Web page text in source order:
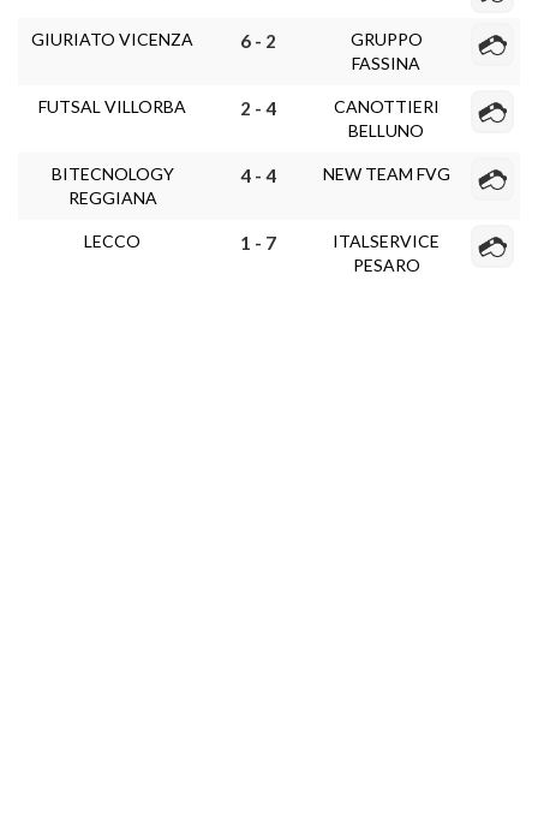
GIURIATO VICENZA 6 - 2
GRUPPO
FASSINA
FUTSAL VILLORBA 2 - 4
CANOTTIERI
BELLUNO
BITECNOLOGY
REGGIANA
4 - 4 NEW TEAM FVG
LECCO 1 - 7
ITALSERVICE
PESARO